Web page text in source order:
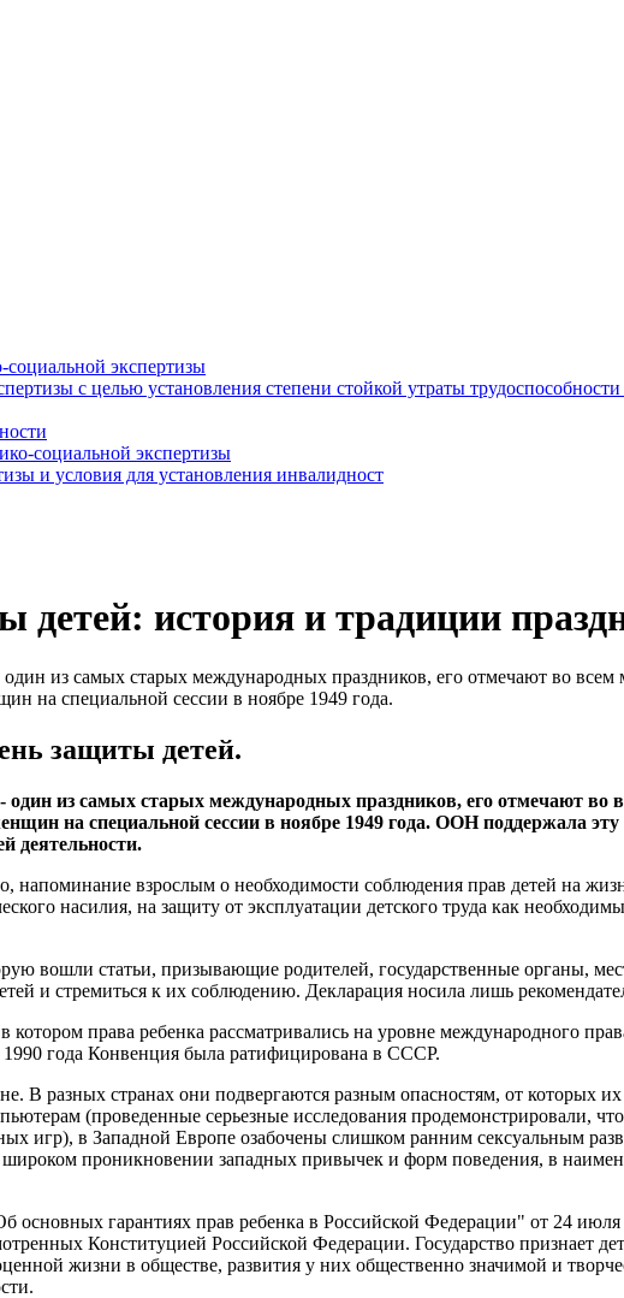
экспертизы
с целью установления степени стойкой утраты трудоспособности
социальной экспертизы
и условия для установления инвалидност
история и традиции
из самых старых международных праздников, его отмечают во
на специальной сессии в ноябре 1949 года.
защиты детей.
из самых старых международных праздников, его отмечают во
на специальной сессии в ноябре 1949 года. ООН поддержала
деятельности.
напоминание взрослым о необходимости соблюдения прав детей на
насилия, на защиту от эксплуатации детского труда как
вошли статьи, призывающие родителей, государственные органы,
и стремиться к их соблюдению. Декларация носила лишь
права ребенка рассматривались на уровне международного
года Конвенция была ратифицирована в СССР.
В разных странах они подвергаются разным опасностям, от которых
(проведенные серьезные исследования продемонстрировали,
игр), в Западной Европе озабочены слишком ранним сексуальным
проникновении западных привычек и форм поведения, в
гарантиях прав ребенка в Российской Федерации" от 24 июля
Конституцией Российской Федерации. Государство признает
жизни в обществе, развития у них общественно значимой и